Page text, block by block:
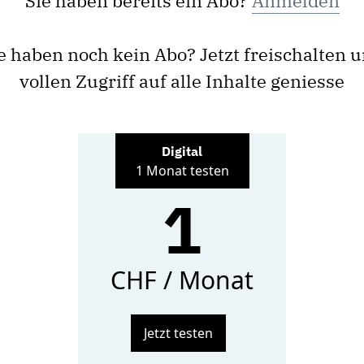
haben noch kein Abo? Jetzt freischalten
vollen Zugriff auf alle Inhalte geniesse
Digital
1 Monat testen
1
CHF / Monat
Jetzt testen